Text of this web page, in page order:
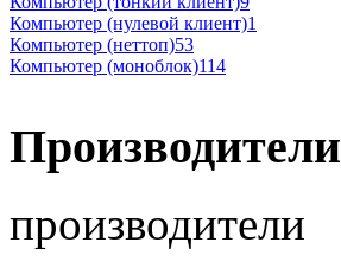
Компьютер (нулевой клиент)1
Компьютер (неттоп)53
Компьютер (моноблок)114
Производители
производители